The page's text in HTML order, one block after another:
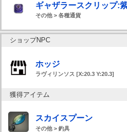
ギャザラースクリップ:
その他 > 各種通貨
ショップNPC
ホッジ
ラヴィリンソス [X:20.3 Y:20.3]
獲得アイテム
スカイスプーン
その他 > 釣具